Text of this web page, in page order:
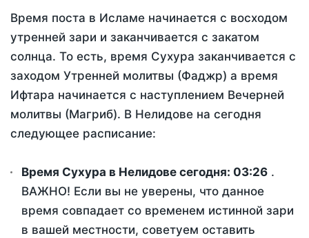
Время поста в Исламе начинается с восходом
утренней зари и заканчивается с закатом
солнца. То есть, время Сухура заканчивается с
заходом Утренней молитвы (Фаджр) а время
Ифтара начинается с наступлением Вечерней
молитвы (Магриб). В Нелидове на сегодня
следующее расписание:
Время Сухура в Нелидове сегодня: 03:26 .
ВАЖНО! Если вы не уверены, что данное
время совпадает со временем истинной зари
в вашей местности, советуем оставить